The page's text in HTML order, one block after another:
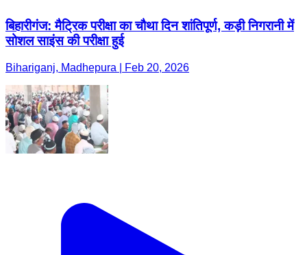
बिहारीगंज: मैट्रिक परीक्षा का चौथा दिन शांतिपूर्ण, कड़ी निगरानी में
सोशल साइंस की परीक्षा हुई
Bihariganj, Madhepura | Feb 20, 2026